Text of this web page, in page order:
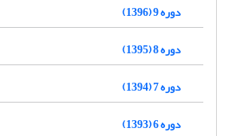
دوره 9 (1396)
دوره 8 (1395)
دوره 7 (1394)
دوره 6 (1393)